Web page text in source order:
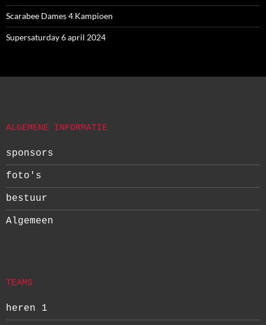
Scarabee Dames 4 Kampioen
Supersaturday 6 april 2024
ALGEMENE INFORMATIE
sponsors
foto's
bestuur
Algemeen
TEAMS
heren 1